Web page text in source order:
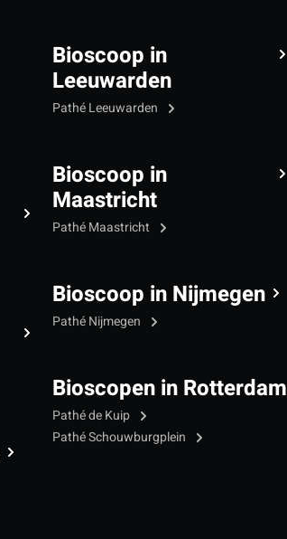
Bioscoop in
Leeuwarden
Pathé Leeuwarden
Bioscoop in
Maastricht
Pathé Maastricht
Bioscoop in Nijmegen
Pathé Nijmegen
Bioscopen in Rotterdam
Pathé de Kuip
Pathé Schouwburgplein